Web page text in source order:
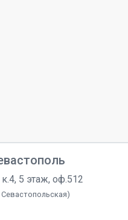
5 этаж, оф.512